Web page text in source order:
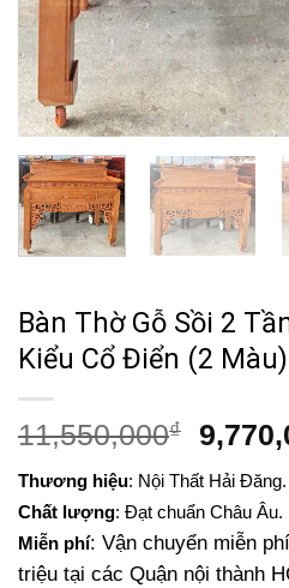
Bàn Thờ Gỗ Sồi 2
Kiểu Cổ Điển (2 Màu)
11,550,000₫
Giá
là:
Thương hiệu: Nội Thất Hải Đăng.
Chất lượng: Đạt chuẩn Châu Âu.
Miễn phí: Vận chuyển miễn
triệu tại các Quận nội thành